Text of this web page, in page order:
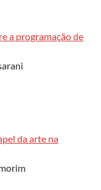
a programação de
da arte na